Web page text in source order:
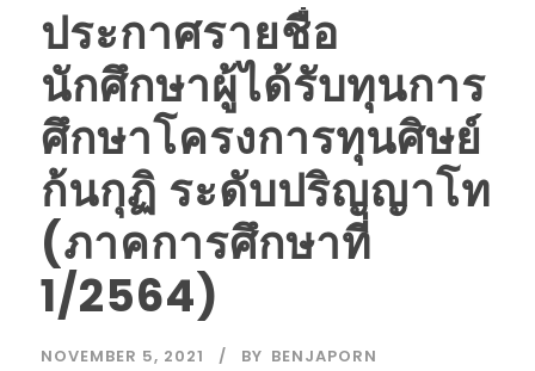
ประกาศรายชื่อ
นักศึกษาผู้ได้รับทุนการ
ศึกษาโครงการทุนศิษย์
ก้นกุฏิ ระดับปริญญาโท
(ภาคการศึกษาที่
1/2564)
NOVEMBER 5, 2021 BY BENJAPORN